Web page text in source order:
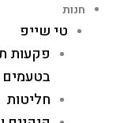
חנות
טי שייפ
פקעות
בטעמים
חליטות